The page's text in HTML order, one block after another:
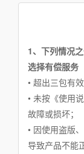
1、下列情况
选择有偿服务
• 超出三包有
• 未按《使用
故障或损坏；
• 因使用盗版
导致产品不能